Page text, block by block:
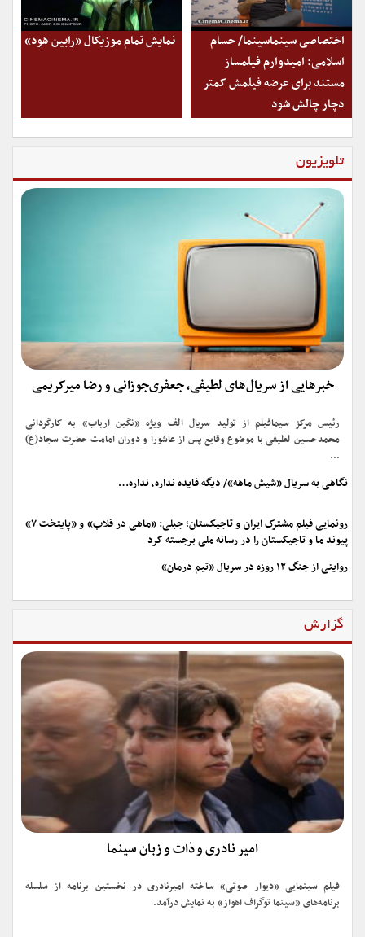
نمایش تمام موزیکال «رابین هود»
اختصاصی سینماسینما/ حسام
اسلامی: امیدوارم فیلمساز
مستند برای عرضه فیلمش کمتر
دچار چالش شود
تلویزیون
خبرهایی از سریال‌های لطیفی، جعفری‌جوزانی و رضا میرکریمی
رئیس مرکز سیمافیلم از تولید سریال الف ویژه «نگین ارباب» به کارگردانی
محمدحسین لطیفی با موضوع وقایع پس از عاشورا و دوران امامت حضرت سجاد(ع)
...
نگاهی به سریال «شیش ماهه»/ دیگه فایده نداره، نداره…
رونمایی فیلم مشترک ایران و تاجیکستان؛ جبلی: «ماهی در قلاب» و «پایتخت ۷»
پیوند ما و تاجیکستان را در رسانه ملی برجسته کرد
روایتی از جنگ ۱۲ روزه در سریال «تیم درمان»
گزارش
امیر نادری و ذات و زبان سینما
فیلم سینمایی «دیوار صوتی» ساخته امیرنادری در نخستین برنامه از سلسله
برنامه‌های «سینما توگراف اهواز» به نمایش درآمد.